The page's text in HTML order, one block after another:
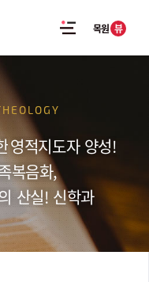
목원 뷰
영적지도자 양성!
복음화,
산실! 신학과